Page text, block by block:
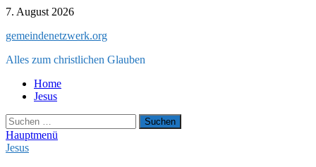
Zum
springen
7. August 2026
gemeindenetzwerk.org
Alles zum christlichen Glauben
Home
Jesus
Suchen
nach:
Hauptmenü
Jesus